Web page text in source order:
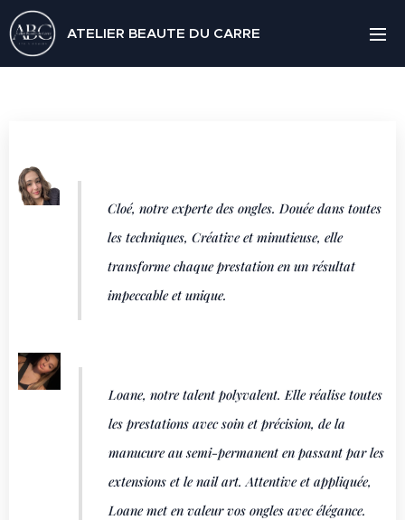
ATELIER BEAUTE DU CARRE
Cloé, notre experte des ongles. Douée dans toutes
les techniques, Créative et minutieuse, elle
transforme chaque prestation en un résultat
impeccable et unique.
Loane, notre talent polyvalent. Elle réalise toutes
les prestations avec soin et précision, de la
manucure au semi-permanent en passant par les
extensions et le nail art. Attentive et appliquée,
Loane met en valeur vos ongles avec élégance.